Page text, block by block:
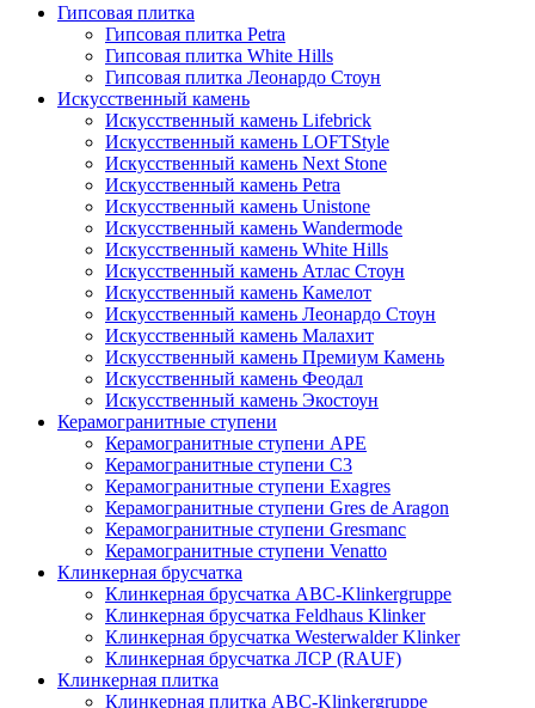
Гипсовая плитка
Гипсовая плитка Petra
Гипсовая плитка White Hills
Гипсовая плитка Леонардо Стоун
Искусственный камень
Искусственный камень Lifebrick
Искусственный камень LOFTStyle
Искусственный камень Next Stone
Искусственный камень Petra
Искусственный камень Unistone
Искусственный камень Wandermode
Искусственный камень White Hills
Искусственный камень Атлас Стоун
Искусственный камень Камелот
Искусственный камень Леонардо Стоун
Искусственный камень Малахит
Искусственный камень Премиум Камень
Искусственный камень Феодал
Искусственный камень Экостоун
Керамогранитные ступени
Керамогранитные ступени APE
Керамогранитные ступени C3
Керамогранитные ступени Exagres
Керамогранитные ступени Gres de Aragon
Керамогранитные ступени Gresmanc
Керамогранитные ступени Venatto
Клинкерная брусчатка
Клинкерная брусчатка ABC-Klinkergruppe
Клинкерная брусчатка Feldhaus Klinker
Клинкерная брусчатка Westerwalder Klinker
Клинкерная брусчатка ЛСР (RAUF)
Клинкерная плитка
Клинкерная плитка ABC-Klinkergruppe